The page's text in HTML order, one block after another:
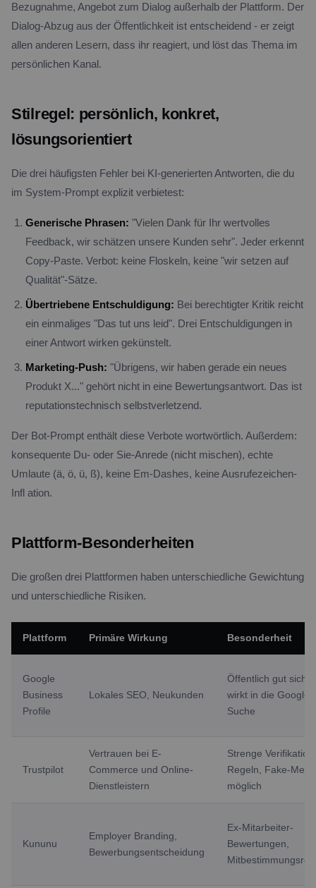
Bezugnahme, Angebot zum Dialog außerhalb der Plattform. Der
Dialog-Abzug aus der Öffentlichkeit ist entscheidend - er zeigt
allen anderen Lesern, dass ihr reagiert, und löst das Thema im
persönlichen Kanal.
Stilregel: persönlich, konkret,
lösungsorientiert
Die drei häufigsten Fehler bei KI-generierten Antworten, die du
im System-Prompt explizit verbietest:
Generische Phrasen: "Vielen Dank für Ihr wertvolles
Feedback, wir schätzen unsere Kunden sehr". Jeder erkennt
Copy-Paste. Verbot: keine Floskeln, keine "wir setzen auf
Qualität"-Sätze.
Übertriebene Entschuldigung: Bei berechtigter Kritik reicht
ein einmaliges "Das tut uns leid". Drei Entschuldigungen in
einer Antwort wirken gekünstelt.
Marketing-Push: "Übrigens, wir haben gerade ein neues
Produkt X..." gehört nicht in eine Bewertungsantwort. Das ist
reputationstechnisch selbstverletzend.
Der Bot-Prompt enthält diese Verbote wortwörtlich. Außerdem:
konsequente Du- oder Sie-Anrede (nicht mischen), echte
Umlaute (ä, ö, ü, ß), keine Em-Dashes, keine Ausrufezeichen-
Infl ation.
Plattform-Besonderheiten
Die großen drei Plattformen haben unterschiedliche Gewichtung
und unterschiedliche Risiken.
Plattform Primäre Wirkung Besonderheit
Google
Business
Profile
Lokales SEO, Neukunden
Öffentlich gut
wirkt in die Google-
Suche
Trustpilot
Vertrauen bei E-
Commerce und Online-
Dienstleistern
Strenge
Regeln, Fake-
möglich
Kununu
Employer Branding,
Bewerbungsentscheidung
Ex-Mitarbeiter-
Bewertungen,